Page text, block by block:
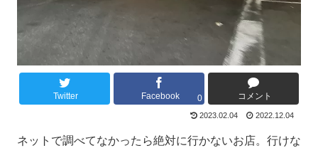
Twitter Facebook 0 コメント
2023.02.04 2022.12.04
ネットで調べてなかったら絶対に行かないお店。行けな